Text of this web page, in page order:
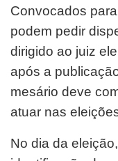
Convocados
podem pedir
dirigido ao juiz
após a
mesário deve
atuar nas
No dia da